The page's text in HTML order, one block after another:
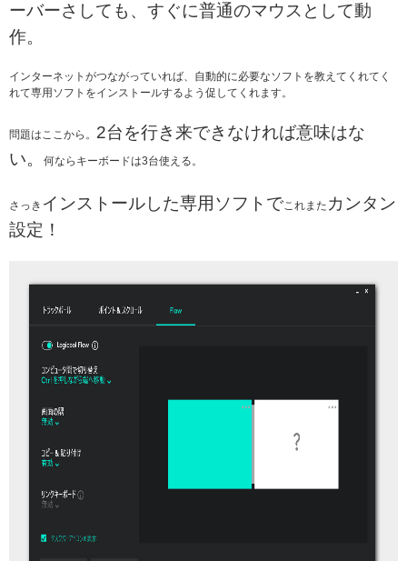
ーバーさしても、すぐに普通のマウスとして動
作。
インターネットがつながっていれば、自動的に必要なソフトを教えてくれてく
れて専用ソフトをインストールするよう促してくれます。
問題はここから。 2台を行き来できなければ意味はな
い。
何ならキーボードは3台使える。
さっき インストールした専用ソフトでこれまた カンタン
設定！